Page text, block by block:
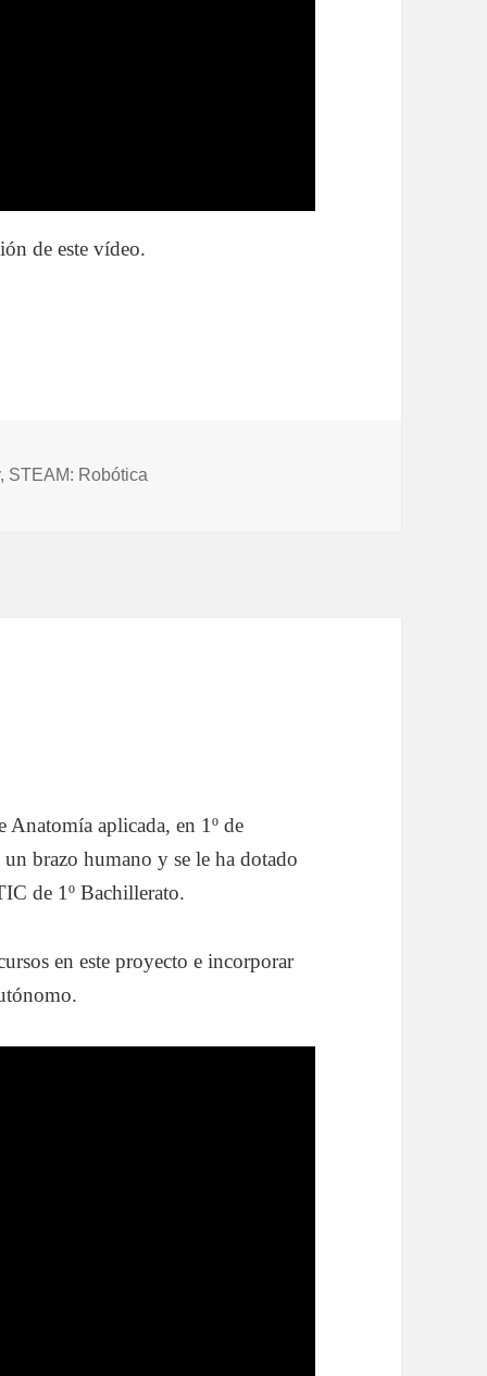
de este vídeo.
, STEAM: Robótica
Anatomía aplicada, en 1º de
brazo humano y se le ha dotado
de 1º Bachillerato.
en este proyecto e incorporar